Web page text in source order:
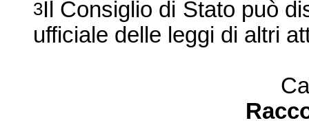
3Il Consiglio di Stato può
ufficiale delle leggi di altri
C